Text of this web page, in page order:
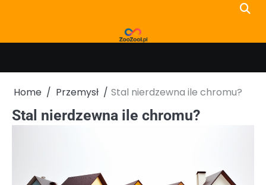
Home Przemysł Stal nierdzewna ile chromu?
Stal nierdzewna ile chromu?